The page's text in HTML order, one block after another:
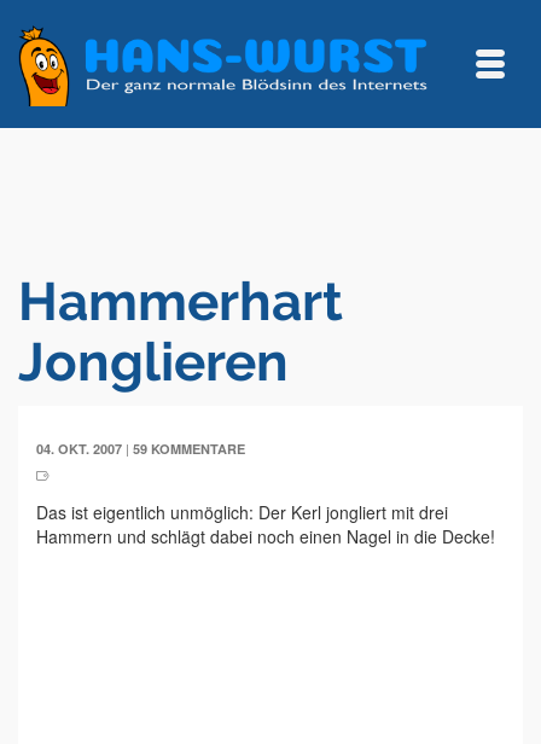
Hammerhart
Jonglieren
04. OKT. 2007 | 59 KOMMENTARE
Das ist eigentlich unmöglich: Der Kerl jongliert mit drei
Hammern und schlägt dabei noch einen Nagel in die Decke!